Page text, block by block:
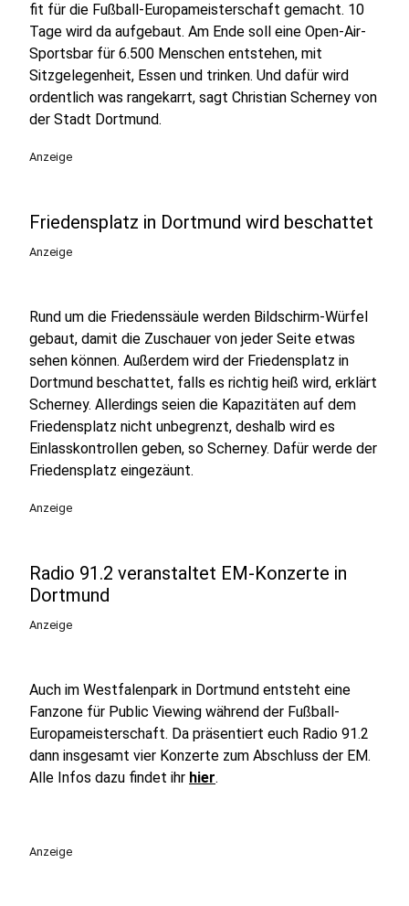
fit für die Fußball-Europameisterschaft gemacht. 10
Tage wird da aufgebaut. Am Ende soll eine Open-Air-
Sportsbar für 6.500 Menschen entstehen, mit
Sitzgelegenheit, Essen und trinken. Und dafür wird
ordentlich was rangekarrt, sagt Christian Scherney von
der Stadt Dortmund.
Anzeige
Friedensplatz in Dortmund wird beschattet
Anzeige
Rund um die Friedenssäule werden Bildschirm-Würfel
gebaut, damit die Zuschauer von jeder Seite etwas
sehen können. Außerdem wird der Friedensplatz in
Dortmund beschattet, falls es richtig heiß wird, erklärt
Scherney. Allerdings seien die Kapazitäten auf dem
Friedensplatz nicht unbegrenzt, deshalb wird es
Einlasskontrollen geben, so Scherney. Dafür werde der
Friedensplatz eingezäunt.
Anzeige
Radio 91.2 veranstaltet EM-Konzerte in
Dortmund
Anzeige
Auch im Westfalenpark in Dortmund entsteht eine
Fanzone für Public Viewing während der Fußball-
Europameisterschaft. Da präsentiert euch Radio 91.2
dann insgesamt vier Konzerte zum Abschluss der EM.
Alle Infos dazu findet ihr hier.
Anzeige